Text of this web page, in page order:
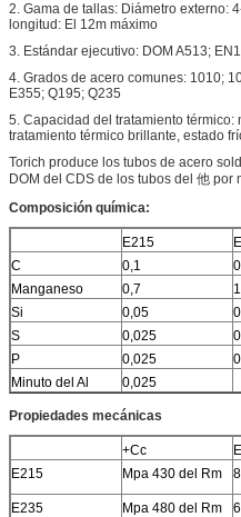
2. Gama de tallas: Diámetro externo:
longitud: El 12m máximo
3. Estándar ejecutivo: DOM A513;
4. Grados de acero comunes: 1010;
E355; Q195; Q235
5. Capacidad del tratamiento
tratamiento térmico brillante, estado
Torich produce los tubos de acero
DOM del CDS de los tubos del 他 por
Composición química:
E215
C
0,1
Manganeso
0,7
Si
0,05
S
0,025
P
0,025
Minuto del Al
0,025
Propiedades mecánicas
+Cc
E215
Mpa 430 del Rm 8
E235 Mpa 480 del Rm
6